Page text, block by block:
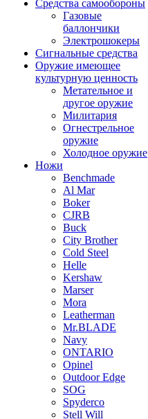
Средства самообороны
Газовые
баллончики
Электрошокеры
Сигнальные средства
Оружие имеющее
культурную ценность
Метательное и
другое оружие
Милитария
Огнестрельное
оружие
Холодное оружие
Ножи
Benchmade
Al Mar
Boker
CJRB
Buck
City Brother
Cold Steel
Helle
Kershaw
Marser
Mora
Leatherman
Mr.BLADE
Navy
ONTARIO
Opinel
Outdoor Edge
SOG
Spyderco
Stell Will